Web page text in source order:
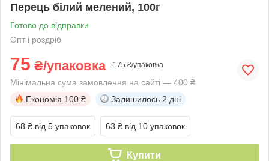
Перець білий мелений, 100г
Готово до відправки
Опт і роздріб
75 ₴/упаковка 175 ₴/упаковка
Мінімальна сума замовлення на сайті — 400 ₴
Економія 100 ₴ Залишилось 2 дні
68 ₴ від 5 упаковок 63 ₴ від 10 упаковок
Купити